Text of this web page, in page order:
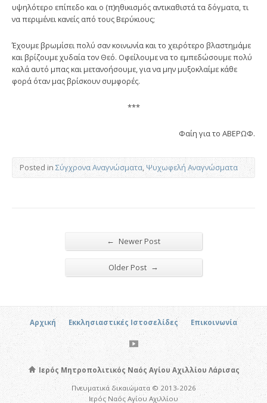
υψηλότερο επίπεδο και ο (π)ηθικισμός αντικαθιστά τα δόγματα, τι
να περιμένει κανείς από τους Βερύκιους;
Έχουμε βρωμίσει πολύ σαν κοινωνία και το χειρότερο βλαστημάμε
και βρίζουμε χυδαία τον Θεό. Οφείλουμε να το εμπεδώσουμε πολύ
καλά αυτό μπας και μετανοήσουμε, για να μην μυξοκλαίμε κάθε
φορά όταν μας βρίσκουν συμφορές.
***
Φαίη για το ΑΒΕΡΩΦ.
Posted in Σύγχρονα Αναγνώσματα,Ψυχωφελή Αναγνώσματα
← Newer Post
Older Post →
Αρχική Εκκλησιαστικές Ιστοσελίδες Επικοινωνία
Ιερός Μητροπολιτικός Ναός Αγίου Αχιλλίου Λάρισας
Πνευματικά δικαιώματα © 2013-2026
Ιερός Ναός Αγίου Αχιλλίου